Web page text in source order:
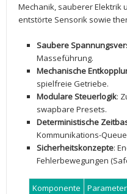
Mechanik, sauberer Elektrik
entstörte Sensorik sowie
Saubere⁤
Masseführung.
Mechanische
⁣spielfreie Getriebe.
Modulare Steuerlogik:⁢
swapbare Presets.
Deterministische
Kommunikations-
Sicherheitskonzepte:‍
Fehlerbewegungen
Komponente Parameter